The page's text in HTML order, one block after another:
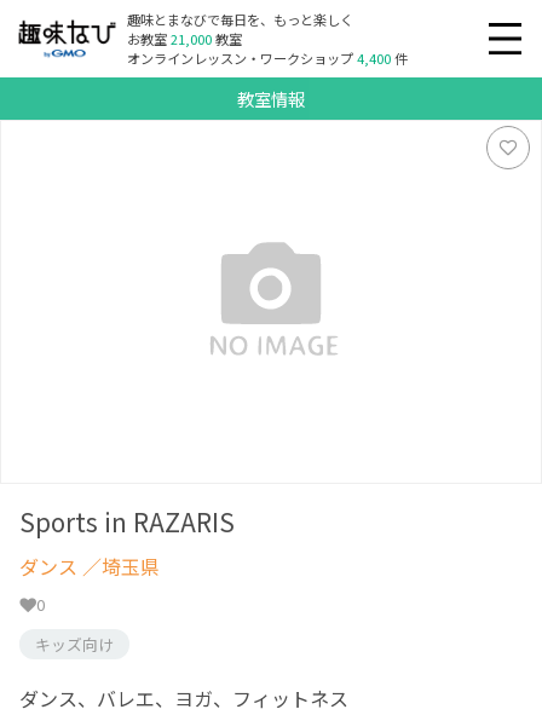
趣味とまなびで毎日を、もっと楽しく
お教室21,000教室
オンラインレッスン・ワークショップ4,400件
教室情報
Sports in RAZARIS
ダンス ／埼玉県
0
キッズ向け
ダンス、バレエ、ヨガ、フィットネス